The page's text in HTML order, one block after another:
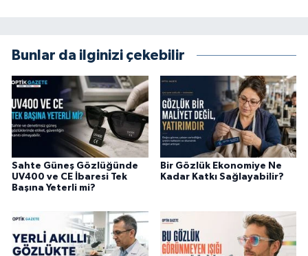
Bunlar da ilginizi çekebilir
Sahte Güneş Gözlüğünde
UV400 ve CE İbaresi Tek
Başına Yeterli mi?
Bir Gözlük Ekonomiye Ne
Kadar Katkı Sağlayabilir?